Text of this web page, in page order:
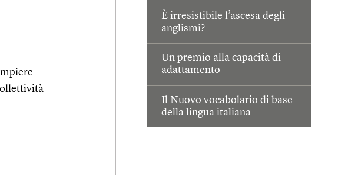
È irresistibile l’ascesa degli
anglismi?
Un premio alla capacità di
adattamento
Il Nuovo vocabolario di base
della lingua italiana